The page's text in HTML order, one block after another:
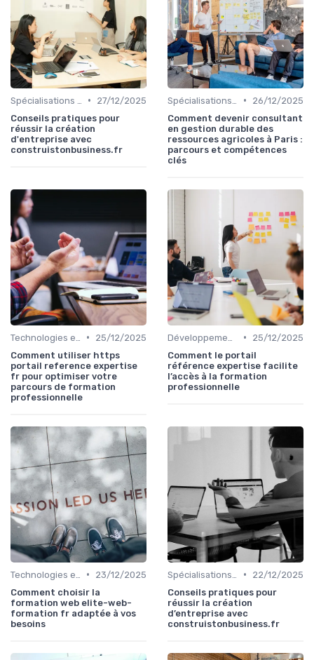
•
27/12/2025
Conseils pratiques pour
réussir la création
d'entreprise avec
construistonbusiness.fr
•
26/12/2025
Comment devenir consultant
en gestion durable des
ressources agricoles à Paris :
parcours et compétences
clés
•
25/12/2025
Comment utiliser https
portail reference expertise
fr pour optimiser votre
parcours de formation
professionnelle
•
25/12/2025
Comment le portail
référence expertise facilite
l’accès à la formation
professionnelle
•
23/12/2025
Comment choisir la
formation web elite-web-
formation fr adaptée à vos
besoins
•
22/12/2025
Conseils pratiques pour
réussir la création
d’entreprise avec
construistonbusiness.fr